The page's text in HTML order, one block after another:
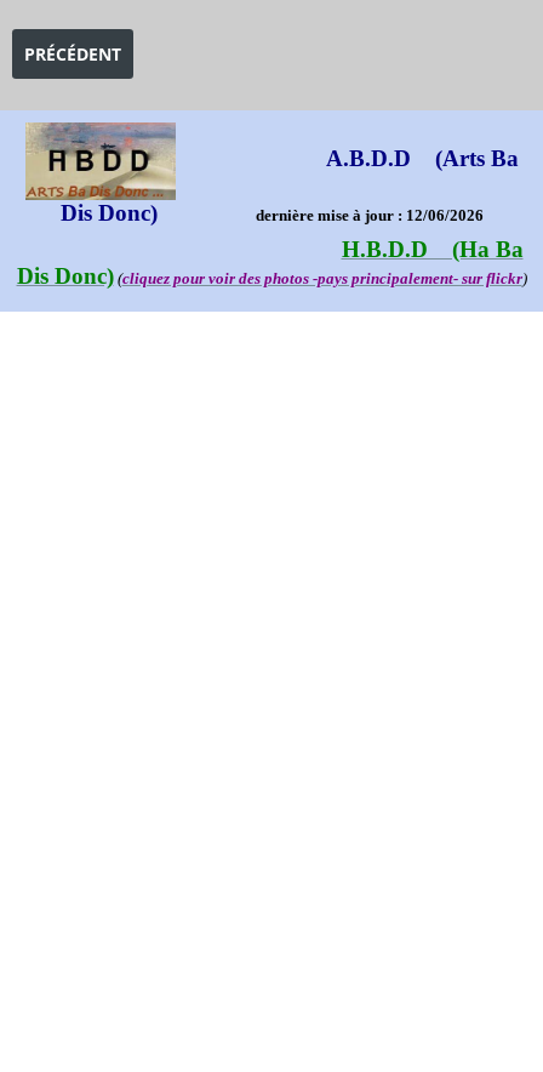
ARTICLE PRÉCÉDENT : EXPOSITION LES IMPRESSIONNISTES
PRÉCÉDENT
A.B.D.D (Arts Ba
Dis Donc) dernière mise à jour : 12/06/2026
H.B.D.D (Ha Ba
Dis Donc)(cliquez pour voir des photos -pays principalement- sur flickr)